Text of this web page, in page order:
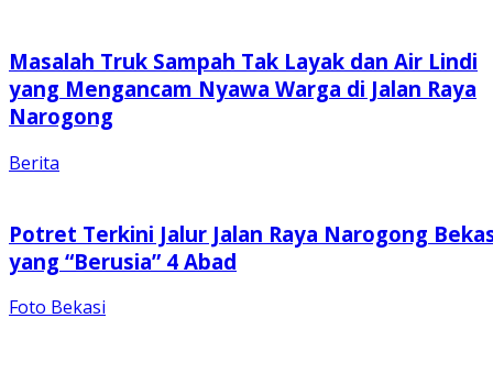
Masalah Truk Sampah Tak Layak dan Air Lindi
yang Mengancam Nyawa Warga di Jalan Raya
Narogong
Berita
Potret Terkini Jalur Jalan Raya Narogong
yang “Berusia” 4 Abad
Foto Bekasi